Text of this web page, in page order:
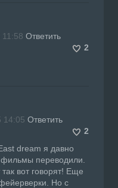
Ответить
2
14:05 Ответить
2
dream я давно
переводили.
вот говорят! Еще
Но с